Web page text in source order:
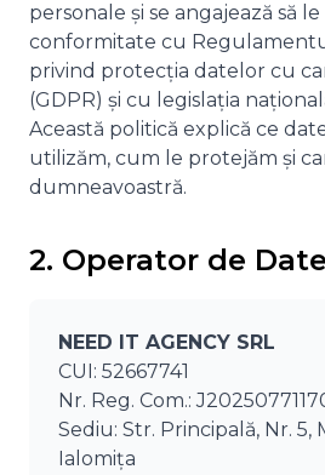
personale și se angajează să
conformitate cu
privind protecția datelor cu
(GDPR) și cu legislația
Această politică explică ce
utilizăm, cum le protejăm și
dumneavoastră.
2. Operator de Date
NEED IT AGENCY SRL
CUI: 52667741
Nr. Reg. Com.:
Sediu: Str. Principală, Nr. 5,
Ialomița